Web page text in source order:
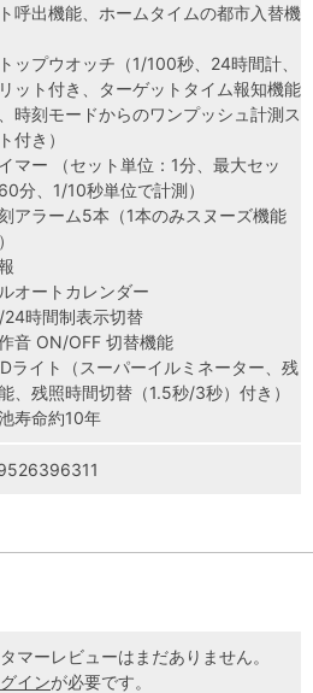
呼出機能、ホームタイムの都市入替機
ップウオッチ（1/100秒、24時間計、
ット付き、ターゲットタイム報知機能
時刻モードからのワンプッシュ計測ス
付き）
イマー （セット単位：1分、最大セッ
分、1/10秒単位で計測）
刻アラーム5本（1本のみスヌーズ機能
オートカレンダー
24時間制表示切替
作音 ON/OFF 切替機能
ライト（スーパーイルミネーター、残
、残照時間切替（1.5秒/3秒）付き）
寿命約10年
マーレビューはまだありません。
インが必要です。